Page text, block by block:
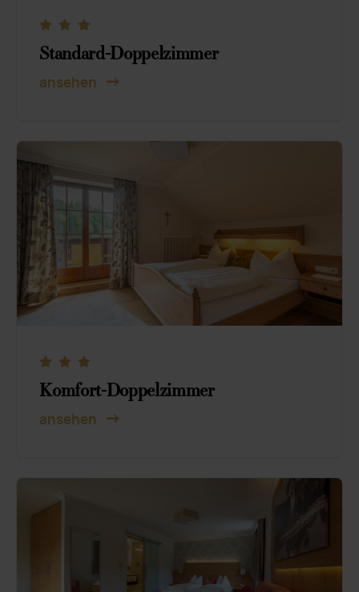
Standard-Doppelzimmer
ansehen
Komfort-Doppelzimmer
ansehen